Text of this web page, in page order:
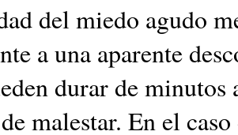
del miedo agudo
a una aparente
durar de
malestar. En el